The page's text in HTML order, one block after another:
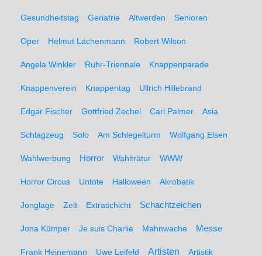
Gesundheitstag Geriatrie Altwerden Senioren
Oper Helmut Lachenmann Robert Wilson
Angela Winkler Ruhr-Triennale Knappenparade
Knappenverein Knappentag Ullrich Hillebrand
Edgar Fischer Gottfried Zechel Carl Palmer Asia
Schlagzeug Solo Am Schlegelturm Wolfgang Elsen
Wahlwerbung Horror Wahlträtur WWW
Horror Circus Untote Halloween Akrobatik
Jonglage Zelt Extraschicht Schachtzeichen
Jona Kümper Je suis Charlie Mahnwache Messe
Frank Heinemann Uwe Leifeld Artisten Artistik